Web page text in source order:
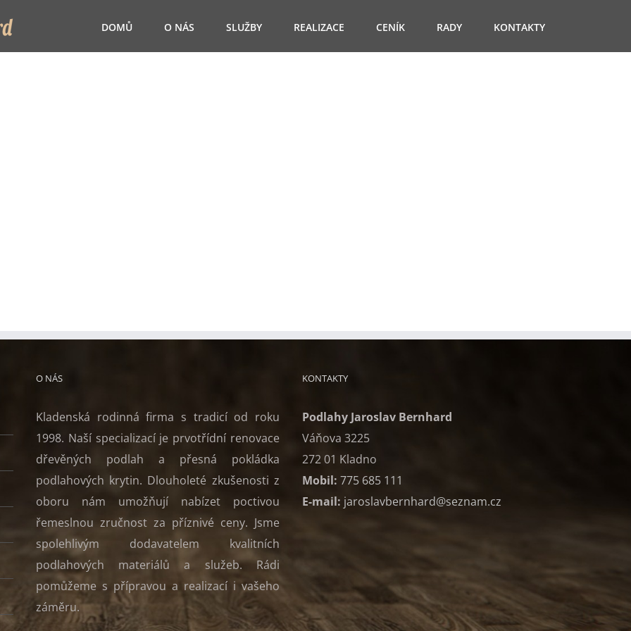
DOMŮ O NÁS SLUŽBY REALIZACE CENÍK RADY KONTAKTY
O NÁS
Kladenská rodinná firma s tradicí od roku
1998. Naší specializací je prvotřídní renovace
dřevěných podlah a přesná pokládka
podlahových krytin. Dlouholeté zkušenosti z
oboru nám umožňují nabízet poctivou
řemeslnou zručnost za příznivé ceny. Jsme
spolehlivým dodavatelem kvalitních
podlahových materiálů a služeb. Rádi
pomůžeme s přípravou a realizací i vašeho
záměru.
KONTAKTY
Podlahy Jaroslav Bernhard
Váňova 3225
272 01 Kladno
Mobil: 775 685 111
E-mail: jaroslavbernhard@seznam.cz